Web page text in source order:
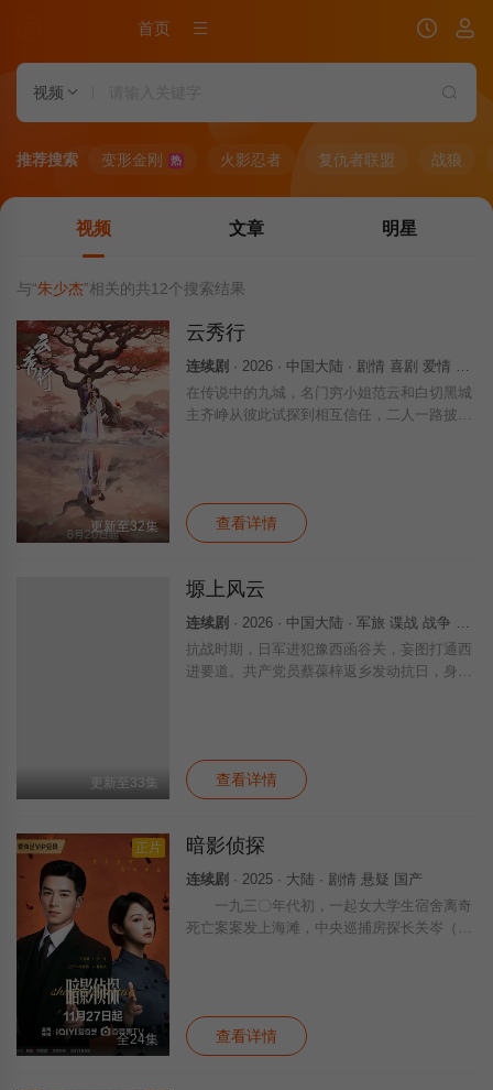
首页
视频
推荐搜索 变形金刚 热 火影忍者 复仇者联盟 战狼
视频 文章 明星
与“朱少杰”相关的共12个搜索结果
更新至32集
云秀行
连续剧 · 2026 · 中国大陆 · 剧情 喜剧 爱情 古装 国产
在传说中的九城，名门穷小姐范云和白切黑城
主齐峥从彼此试探到相互信任，二人一路披荆
查看详情
更新至33集
塬上风云
连续剧 · 2026 · 中国大陆 · 军旅 谍战 战争 国产
抗战时期，日军进犯豫西函谷关，妄图打通西
进要道。共产党员蔡葆梓返乡发动抗日，身陷
百
查看详情
正片
全24集
暗影侦探
连续剧 · 2025 · 大陆 · 剧情 悬疑 国产
一九三〇年代初，一起女大学生宿舍离奇
死亡案案发上海滩，中央巡捕房探长关岑（王
查看详情